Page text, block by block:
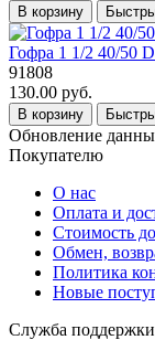
В корзину
Гофра 1 1/2 40/50
91808
130.00 руб.
В корзину
Обновление
Покупателю
О нас
Оплата и
Стоимость
Обмен,
Политика
Новые
Служба поддержки